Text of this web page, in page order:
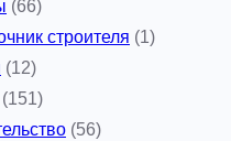
(66)
строителя (1)
(12)
(151)
(56)